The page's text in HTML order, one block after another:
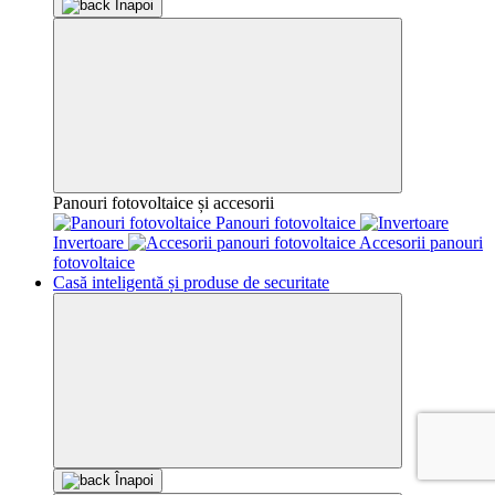
Înapoi
Panouri fotovoltaice și accesorii
Panouri fotovoltaice
Invertoare
Accesorii panouri
fotovoltaice
Casă inteligentă și produse de securitate
Înapoi